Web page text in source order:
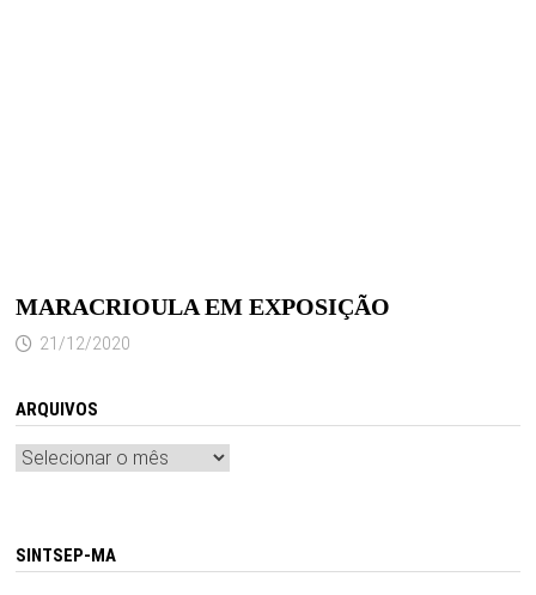
MARACRIOULA EM EXPOSIÇÃO
21/12/2020
ARQUIVOS
Arquivos
SINTSEP-MA